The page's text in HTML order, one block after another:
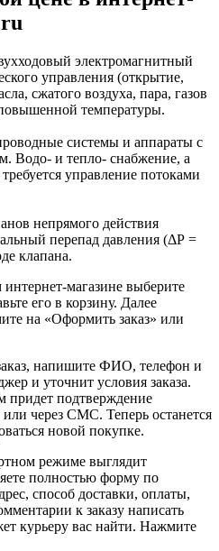
электромагнитный
управления (открытие,
сжатого воздуха, пара, газов
температуры.
системы и аппараты с
Водо- и тепло- снабжение, а
управление потоками
непрямого действия
перепад давления (ΔР =
клапана.
магазине выберите
его в корзину. Далее
на «Оформить заказ» или
напишите ФИО, телефон и
и уточнит условия заказа.
придет подтверждение
через СМС. Теперь останется
новой покупке.
режиме выглядит
полностью форму по
способ доставки, оплаты,
к заказу написать
курьеру вас найти. Нажмите